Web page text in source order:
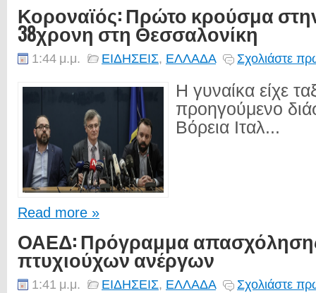
Κοροναϊός: Πρώτο κρούσμα
38χρονη στη Θεσσαλονίκη
1:44 μ.μ. ΕΙΔΗΣΕΙΣ, ΕΛΛΑΔΑ Σχολιάστε
Η γυναίκα είχε
προηγούμενο
Βόρεια Ιταλ...
Read more »
ΟΑΕΔ: Πρόγραμμα
πτυχιούχων ανέργων
1:41 μ.μ. ΕΙΔΗΣΕΙΣ, ΕΛΛΑΔΑ Σχολιάστε